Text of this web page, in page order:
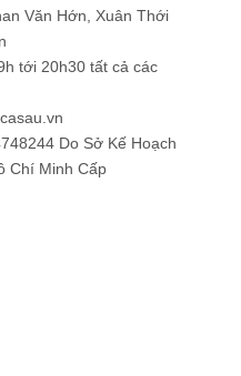
Văn Hớn, Xuân Thới
tới 20h30 tất cả các
Do Sở Kế Hoạch
Chí Minh Cấp